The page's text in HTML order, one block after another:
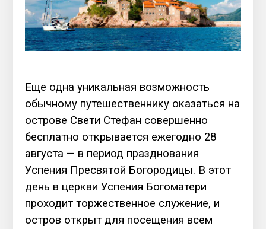
Еще одна уникальная возможность
обычному путешественнику оказаться на
острове Свети Стефан совершенно
бесплатно открывается ежегодно 28
августа — в период празднования
Успения Пресвятой Богородицы. В этот
день в церкви Успения Богоматери
проходит торжественное служение, и
остров открыт для посещения всем